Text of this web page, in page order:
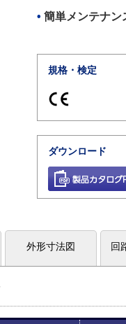
簡単メンテナン
規格・検定
ダウンロード
外形寸法図 回